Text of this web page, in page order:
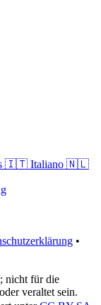
🇮🇹 Italiano 🇳🇱
•
nicht für die
veraltet sein.